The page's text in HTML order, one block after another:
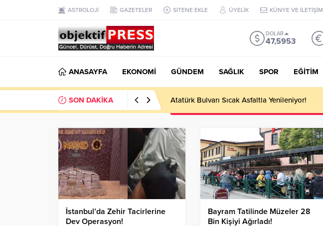
ASTROLOJİ GAZETELER SİTENE EKLE ÜYELİK KÜNYE VE İLETİŞİM
DOLAR
47,5953
ANASAYFA EKONOMİ GÜNDEM SAĞLIK SPOR EĞİTİM
SON DAKİKA Atatürk Bulvarı Sıcak Asfaltla Yenileniyor!
İstanbul’da Zehir Tacirlerine
Dev Operasyon!
Bayram Tatilinde Müzeler 28
Bin Kişiyi Ağırladı!